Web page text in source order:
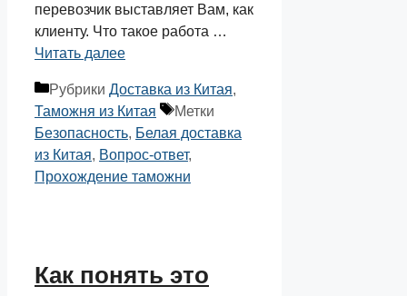
перевозчик выставляет Вам, как
клиенту. Что такое работа …
Читать далее
Рубрики Доставка из Китая,
Таможня из Китая
Метки
Безопасность, Белая доставка
из Китая, Вопрос-ответ,
Прохождение таможни
Как понять это